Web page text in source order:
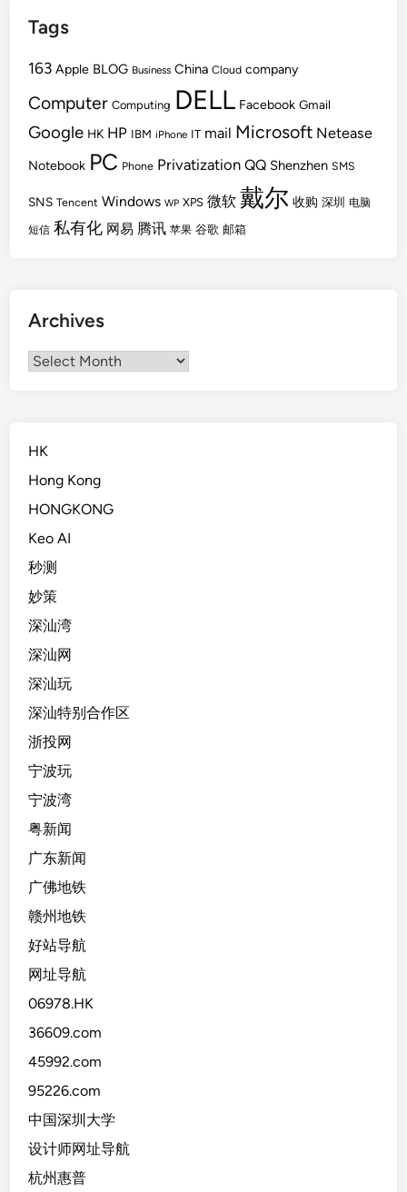
Tags
163 Apple BLOG Business China Cloud company
Computer Computing DELL Facebook Gmail
Google HK HP IBM iPhone IT mail Microsoft Netease
Notebook PC Phone Privatization QQ Shenzhen SMS
SNS Tencent Windows WP XPS 微软 戴尔 收购 深圳 电脑
短信 私有化 网易 腾讯 苹果 谷歌 邮箱
Archives
Archives
HK
Hong Kong
HONGKONG
Keo AI
秒测
妙策
深汕湾
深汕网
深汕玩
深汕特别合作区
浙投网
宁波玩
宁波湾
粤新闻
广东新闻
广佛地铁
赣州地铁
好站导航
网址导航
06978.HK
36609.com
45992.com
95226.com
中国深圳大学
设计师网址导航
杭州惠普